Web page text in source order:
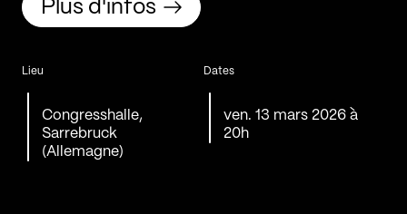
Lieu
Congresshalle,
Sarrebruck
(Allemagne)
Dates
ven. 13 mars 2026 à
20h
Plus d'infos